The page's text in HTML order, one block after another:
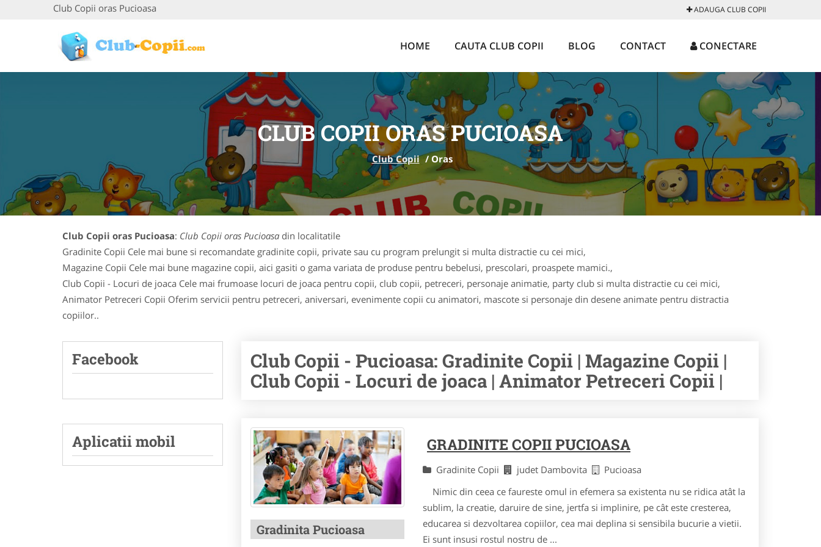
Club Copii oras Pucioasa ADAUGA CLUB COPII
HOME CAUTA CLUB COPII BLOG CONTACT CONECTARE
CLUB COPII ORAS PUCIOASA
Club Copii / Oras
Club Copii oras Pucioasa: Club Copii oras Pucioasa din localitatile
Gradinite Copii Cele mai bune si recomandate gradinite copii, private sau cu program prelungit si multa distractie cu cei mici,
Magazine Copii Cele mai bune magazine copii, aici gasiti o gama variata de produse pentru bebelusi, prescolari, proaspete mamici.,
Club Copii - Locuri de joaca Cele mai frumoase locuri de joaca pentru copii, club copii, petreceri, personaje animatie, party club si multa distractie cu cei mici,
Animator Petreceri Copii Oferim servicii pentru petreceri, aniversari, evenimente copii cu animatori, mascote si personaje din desene animate pentru distractia
copiilor..
Facebook
Aplicatii mobil
Club Copii - Pucioasa: Gradinite Copii | Magazine Copii |
Club Copii - Locuri de joaca | Animator Petreceri Copii |
Gradinita Pucioasa
GRADINITE COPII PUCIOASA
Gradinite Copii judet Dambovita
Pucioasa
Nimic din ceea ce faureste omul in efemera sa existenta nu se ridica atât la
sublim, la creatie, daruire de sine, jertfa si implinire, pe cât este cresterea,
educarea si dezvoltarea copiilor, cea mai deplina si sensibila bucurie a vietii.
Ei sunt insusi rostul nostru de ...